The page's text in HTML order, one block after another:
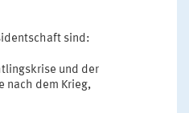
sind:
und der
nach dem Krieg,